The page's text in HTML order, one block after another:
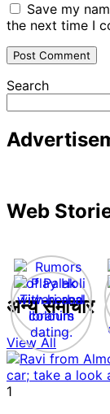
Save my
the next time I
Search
Web
अन्य समाचार
View All
1